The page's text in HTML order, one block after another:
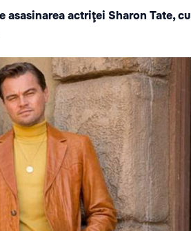
asasinarea actriţei Sharon Tate, cu